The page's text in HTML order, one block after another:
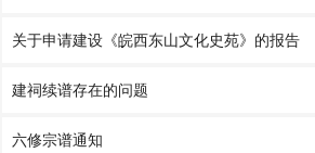
关于申请建设《皖西东山文化史苑》的报告
建祠续谱存在的问题
六修宗谱通知